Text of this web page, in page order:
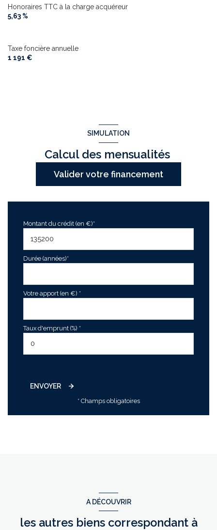
Honoraires TTC à la charge acquéreur
5,63 %
Taxe foncière annuelle
1 191 €
SIMULATION
Calcul des mensualités
Valider votre financement
Montant du crédit (en €)*
Durée (années)*
Votre apport (en €) *
Taux d'emprunt (%) *
ENVOYER
* Champs obligatoires
A DÉCOUVRIR
les autres biens correspondant à